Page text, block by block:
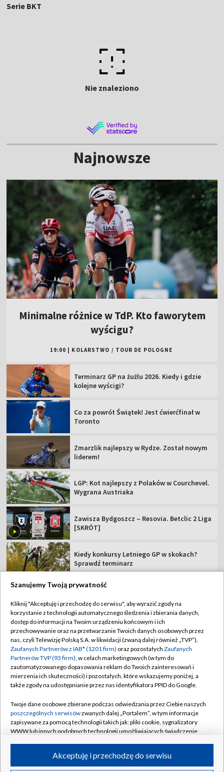
Serie BKT
Nie znaleziono
Najnowsze
Minimalne różnice w TdP. Kto faworytem
wyścigu?
19:00 KOLARSTWO / TOUR DE POLOGNE
Terminarz GP na żużlu 2026. Kiedy i gdzie
kolejne wyścigi?
Co za powrót Świątek! Jest ćwierćfinał w
Toronto
Zmarzlik najlepszy w Rydze. Został nowym
liderem!
LGP: Kot najlepszy z Polaków w Courchevel.
Wygrana Austriaka
Zawisza Bydgoszcz – Resovia. Betclic 2 Liga
[SKRÓT]
Kiedy konkursy Letniego GP w skokach?
Sprawdź terminarz
TVP
Abonament TVP
Sklep TVP
Biuro Reklamy
Oferta Handlowa
Emisja w TVP
Rada Programowa
Ogłoszenia przetargowe
Akademia Telewizyjna
Regulamin TVP
Polityka prywatności
Moje zgody
Biuro reklamy
Kanały
©2026 Telewizja Polska Spółka Akcyjna w likwidacji
Szanujemy Twoją prywatność
Kliknij "Akceptuję i przechodzę do serwisu", aby wyrazić zgody na
korzystanie z technologii automatycznego śledzenia i zbierania danych,
dostęp do informacji na Twoim urządzeniu końcowym i ich
przechowywanie oraz na przetwarzanie Twoich danych osobowych przez
nas, czyli Telewizję Polską S.A. w likwidacji (zwaną dalej również „TVP”),
Zaufanych Partnerów z IAB* (1201 firm) oraz pozostałych Zaufanych
Partnerów TVP (93 firm), w celach marketingowych (w tym do
zautomatyzowanego dopasowania reklam do Twoich zainteresowań i
mierzenia ich skuteczności) i pozostałych, które wskazujemy poniżej, a
także zgody na udostępnianie przez nas identyfikatora PPID do Google.
Twoje dane osobowe zbierane podczas odwiedzania przez Ciebie naszych
poszczególnych serwisówzwanych dalej „Portalem”, w tym informacje
zapisywane za pomocą technologii takich jak: pliki cookie, sygnalizatory
WWW lub innych podobnych technologii umożliwiających świadczenie
ruchu w Internecie.Akceptuję i przechodzę do serwisu